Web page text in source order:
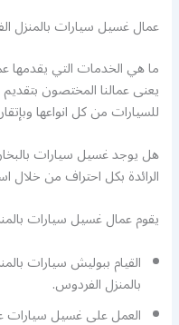
عمال غسيل سيارات بالمنزل
ما هي الخدمات التي يقدمها
يعنى عمالنا المختصون
للسيارات من كل انواعها
هل يوجد غسيل سيارات
الرائدة بكل احتراف من خلال
يقوم عمال غسيل سيارات
القيام ببوليش سيارات
بالمنزل الفردوس.
العمل على غسيل سيارات